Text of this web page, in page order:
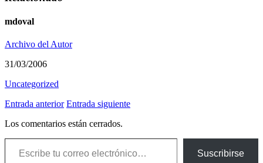
mdoval
Archivo del Autor
31/03/2006
Uncategorized
Entrada anterior Entrada siguiente
Los comentarios están cerrados.
Escribe tu correo electrónico…
Suscribirse